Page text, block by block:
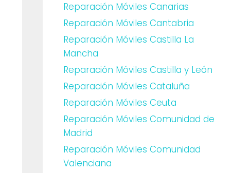
Reparación Móviles Canarias
Reparación Móviles Cantabria
Reparación Móviles Castilla La
Mancha
Reparación Móviles Castilla y León
Reparación Móviles Cataluña
Reparación Móviles Ceuta
Reparación Móviles Comunidad de
Madrid
Reparación Móviles Comunidad
Valenciana